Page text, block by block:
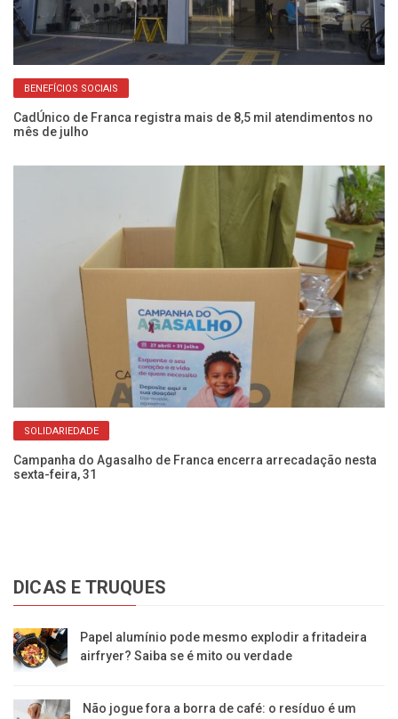
BENEFÍCIOS SOCIAIS
CadÚnico de Franca registra mais de 8,5 mil atendimentos no
mês de julho
SOLIDARIEDADE
Campanha do Agasalho de Franca encerra arrecadação nesta
sexta-feira, 31
DICAS E TRUQUES
Papel alumínio pode mesmo explodir a fritadeira
airfryer? Saiba se é mito ou verdade
Não jogue fora a borra de café: o resíduo é um